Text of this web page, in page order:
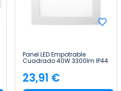
Panel LED Empotrable
Cuadrado 40W 3300lm IP44
50000H SECOM
Precio
23,91 €